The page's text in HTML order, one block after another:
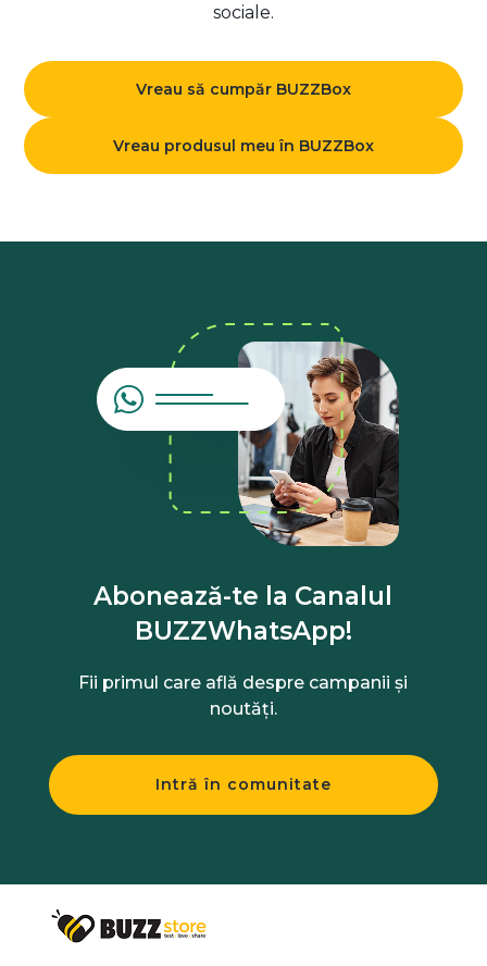
sociale.
Vreau să cumpăr BUZZBox
Vreau produsul meu în BUZZBox
Abonează-te la Canalul
BUZZWhatsApp!
Fii primul care află despre campanii și
noutăți.
Intră în comunitate